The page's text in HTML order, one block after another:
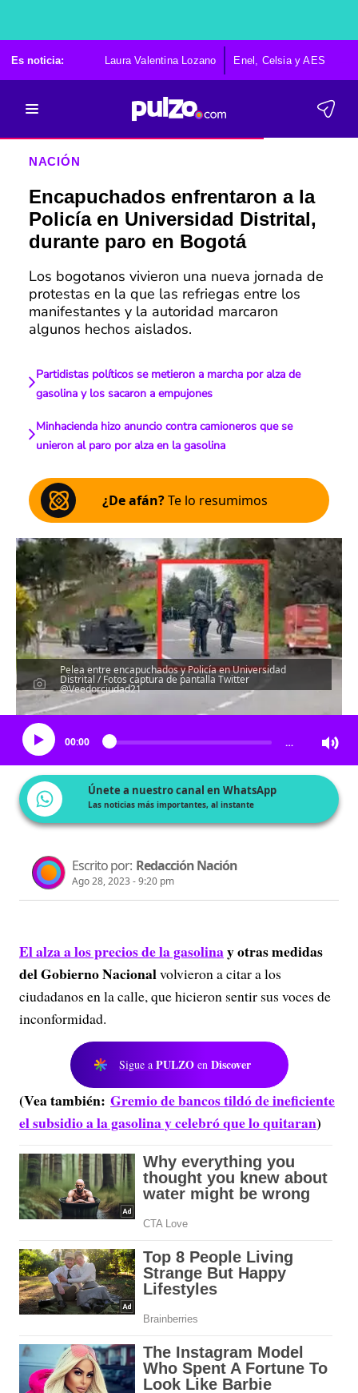
Es noticia: Laura Valentina Lozano Enel, Celsia y AES
NACIÓN
Encapuchados enfrentaron a la
Policía en Universidad Distrital,
durante paro en Bogotá
Los bogotanos vivieron una nueva jornada de
protestas en la que las refriegas entre los
manifestantes y la autoridad marcaron
algunos hechos aislados.
Partidistas políticos se metieron a marcha por alza de
gasolina y los sacaron a empujones
Minhacienda hizo anuncio contra camioneros que se
unieron al paro por alza en la gasolina
¿De afán?Te lo resumimos
Pelea entre encapuchados y Policía en Universidad
Distrital / Fotos captura de pantalla Twitter
@Veedorciudad21
Escucha el artículo
00:00 …
Únete a nuestro canal en WhatsApp
Las noticias más importantes, al instante
Escrito por: Redacción Nación
Ago 28, 2023 - 9:20 pm
El alza a los precios de la gasolinay otras medidas
del Gobierno Nacionalvolvieron a citar a los
ciudadanos en la calle, que hicieron sentir sus voces de
inconformidad.
Sigue a PULZO en Discover
(Vea también: Gremio de bancos tildó de ineficiente
el subsidio a la gasolina y celebró que lo quitaran)